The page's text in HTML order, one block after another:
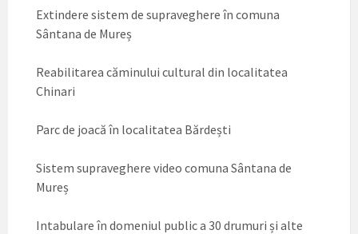
Extindere sistem de supraveghere în comuna
Sântana de Mureș
Reabilitarea căminului cultural din localitatea
Chinari
Parc de joacă în localitatea Bărdești
Sistem supraveghere video comuna Sântana de
Mureș
Intabulare în domeniul public a 30 drumuri și alte